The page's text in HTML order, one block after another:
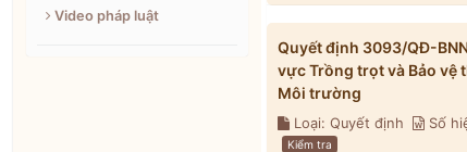
Video pháp luật
Quyết định 3093/QĐ-
vực Trồng trọt và Bảo vệ
Môi trường
Loại: Quyết định Số
Kiểm tra